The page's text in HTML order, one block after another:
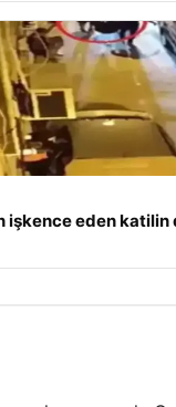
işkence eden katilin